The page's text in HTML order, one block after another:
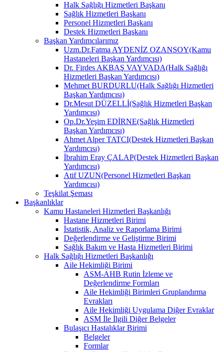
Halk Sağlığı Hizmetleri Başkanı
Sağlık Hizmetleri Başkanı
Personel Hizmetleri Başkanı
Destek Hizmetleri Başkanı
Başkan Yardımcılarımız
Uzm.Dr.Fatma AYDENİZ OZANSOY(Kamu
Hastaneleri Başkan Yardımcısı)
Dr. Firdes AKBAŞ VAYVADA(Halk Sağlığı
Hizmetleri Başkan Yardımcısı)
Mehmet BURDURLU(Halk Sağlığı Hizmetleri
Başkan Yardımcısı)
Dr.Mesut DÜZELLİ(Sağlık Hizmetleri Başkan
Yardımcısı)
Op.Dr.Yeşim EDİRNE(Sağlık Hizmetleri
Başkan Yardımcısı)
Ahmet Alper TATCI(Destek Hizmetleri Başkan
Yardımcısı)
İbrahim Eray ÇALAP(Destek Hizmetleri Başkan
Yardımcısı)
Atif UZUN(Personel Hizmetleri Başkan
Yardımcısı)
Teşkilat Şeması
Başkanlıklar
Kamu Hastaneleri Hizmetleri Başkanlığı
Hastane Hizmetleri Birimi
İstatistik, Analiz ve Raporlama Birimi
Değerlendirme ve Geliştirme Birimi
Sağlık Bakım ve Hasta Hizmetleri Birimi
Halk Sağlığı Hizmetleri Başkanlığı
Aile Hekimliği Birimi
ASM-AHB Rutin İzleme ve
Değerlendirme Formları
Aile Hekimliği Birimleri Gruplandırma
Evrakları
Aile Hekimliği Uygulama Diğer Evraklar
ASM İle İlgili Diğer Belgeler
Bulaşıcı Hastalıklar Birimi
Belgeler
Formlar